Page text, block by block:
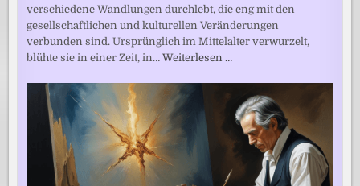
verschiedene Wandlungen durchlebt, die eng mit den
gesellschaftlichen und kulturellen Veränderungen
verbunden sind. Ursprünglich im Mittelalter verwurzelt,
blühte sie in einer Zeit, in…Weiterlesen …